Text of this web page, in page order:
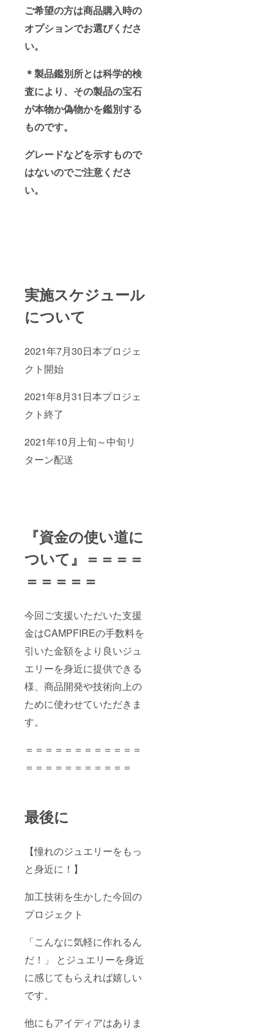
ご希望の方は商品購入時の
オプションでお選びくださ
い。
＊製品鑑別所とは科学的検
査により、その製品の宝石
が本物か偽物かを鑑別する
ものです。
グレードなどを示すもので
はないのでご注意くださ
い。
実施スケジュール
について
2021年7月30日本プロジェ
クト開始
2021年8月31日本プロジェ
クト終了
2021年10月上旬～中旬リ
ターン配送
『資金の使い道に
ついて』＝＝＝＝
＝＝＝＝＝
今回ご支援いただいた支援
金はCAMPFIREの手数料を
引いた金額をより良いジュ
エリーを身近に提供できる
様、商品開発や技術向上の
ために使わせていただきま
す。
＝＝＝＝＝＝＝＝＝＝＝＝
＝＝＝＝＝＝＝＝＝＝＝
最後に
【憧れのジュエリーをもっ
と身近に！】
加工技術を生かした今回の
プロジェクト
「こんなに気軽に作れるん
だ！」 とジュエリーを身近
に感じてもらえれば嬉しい
です。
他にもアイディアはありま